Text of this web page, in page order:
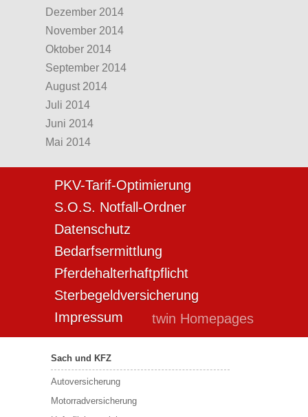
Dezember 2014
November 2014
Oktober 2014
September 2014
August 2014
Juli 2014
Juni 2014
Mai 2014
PKV-Tarif-Optimierung
S.O.S. Notfall-Ordner
Datenschutz
Bedarfsermittlung
Pferdehalterhaftpflicht
Sterbegeldversicherung
Impressum
twin Homepages
Sach und KFZ
Autoversicherung
Motorradversicherung